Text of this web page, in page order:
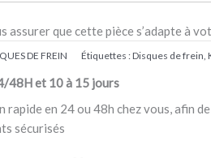
assurer que cette pièce s’adapte à
DE FREIN Étiquettes :Disques de frein
48H et 10 à 15 jours
rapide en 24 ou 48h chez vous, afin
sécurisés